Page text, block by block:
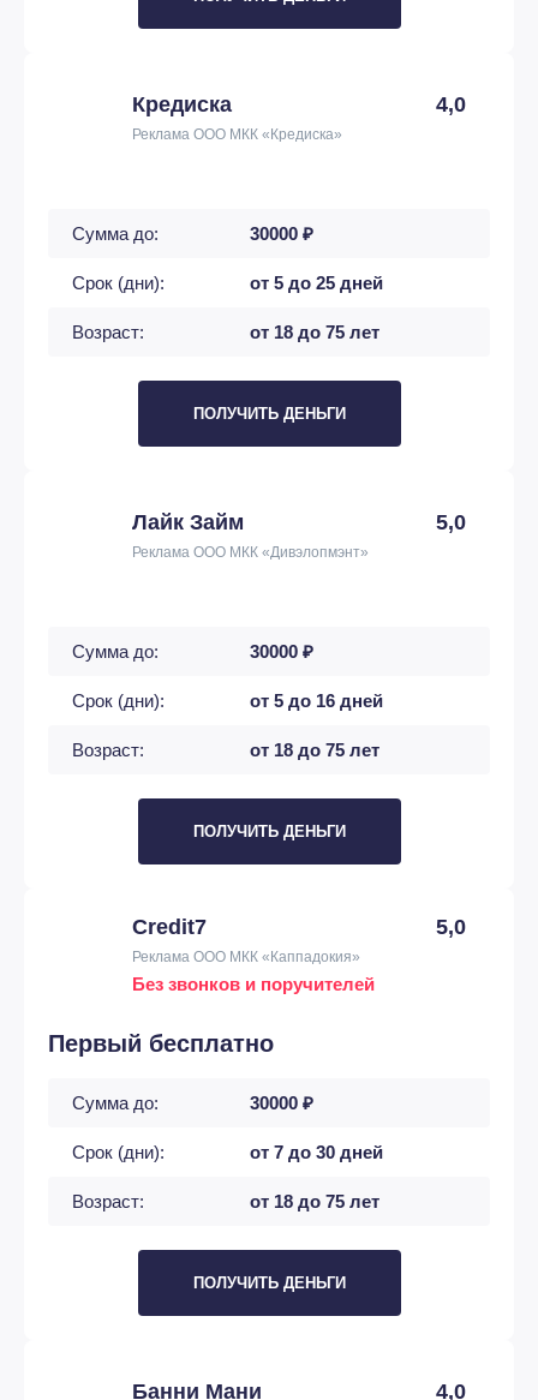
Кредиска 4,0
Реклама ООО МКК «Кредиска»
Сумма до: 30000 ₽
Срок (дни): от 5 до 25 дней
Возраст: от 18 до 75 лет
ПОЛУЧИТЬ ДЕНЬГИ
Лайк Займ 5,0
Реклама ООО МКК «Дивэлопмэнт»
Сумма до: 30000 ₽
Срок (дни): от 5 до 16 дней
Возраст: от 18 до 75 лет
ПОЛУЧИТЬ ДЕНЬГИ
Credit7 5,0
Реклама ООО МКК «Каппадокия»
Без звонков и поручителей
Первый бесплатно
Сумма до: 30000 ₽
Срок (дни): от 7 до 30 дней
Возраст: от 18 до 75 лет
ПОЛУЧИТЬ ДЕНЬГИ
Банни Мани 4,0